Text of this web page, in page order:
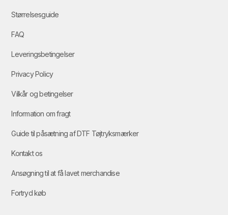
Størrelsesguide
FAQ
Leveringsbetingelser
Privacy Policy
Vilkår og betingelser
Information om fragt
Guide til påsætning af DTF Tøjtryksmærker
Kontakt os
Ansøgning til at få lavet merchandise
Fortryd køb